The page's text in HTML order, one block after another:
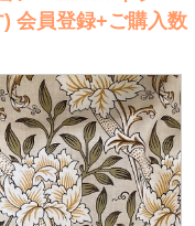
会員登録+ご購入数